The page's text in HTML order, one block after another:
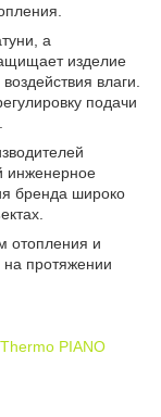
а
изделие
влаги.
подачи
инженерное
бренда широко
отопления и
на протяжении
PIANO